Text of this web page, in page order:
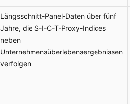
Längsschnitt-Panel-Daten über fünf
Jahre, die S-I-C-T-Proxy-Indices
neben
Unternehmensüberlebensergebnissen
verfolgen.